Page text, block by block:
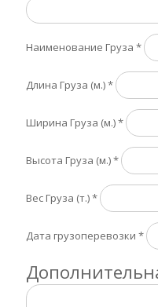
Наименование Груза *
Длина Груза (м.)*
Ширина Груза (м.)*
Высота Груза (м.)*
Вес Груза (т.)*
Дата грузоперевозки *